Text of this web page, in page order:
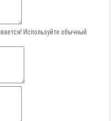
Используйте обычный